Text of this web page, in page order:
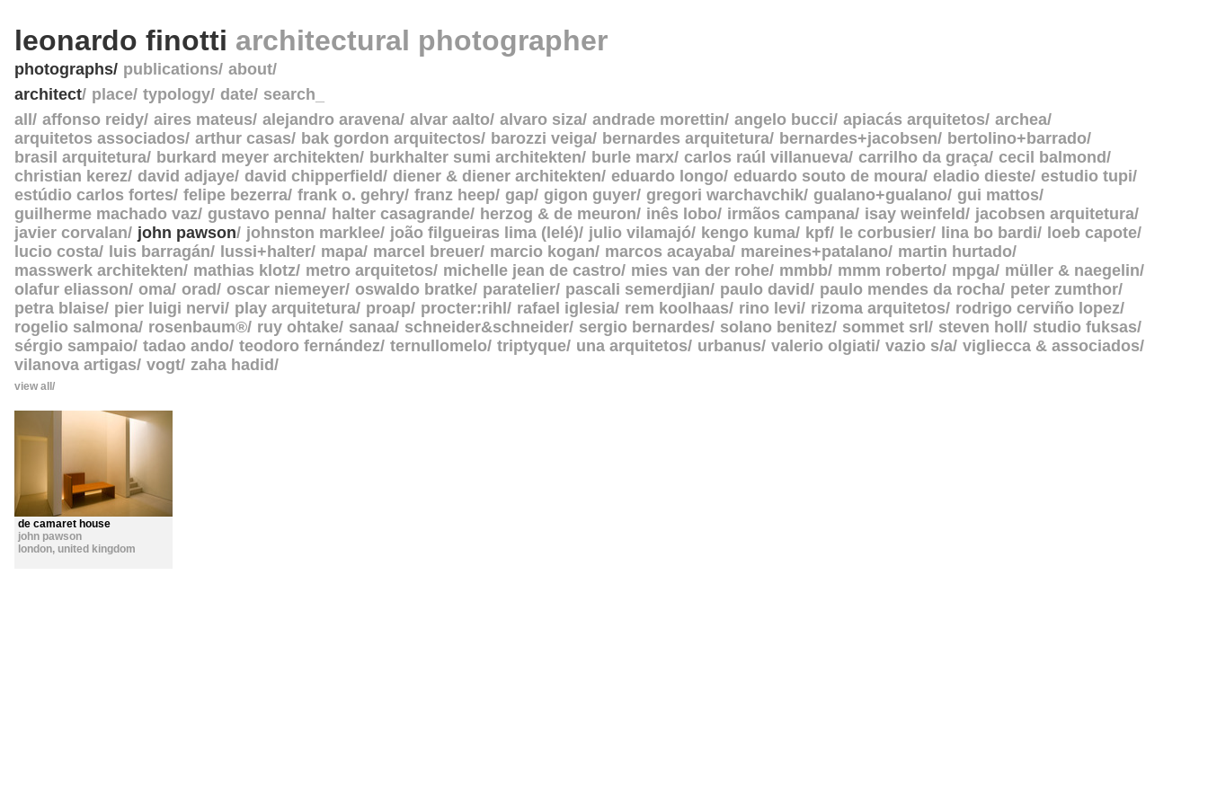
leonardo finotti architectural photographer
photographs publications about
architect place typology date search_
all
affonso reidy aires mateus alejandro aravena alvar aalto alvaro siza andrade morettin angelo bucci apiacás arquitetos archea
arquitetos associados arthur casas bak gordon arquitectos barozzi veiga bernardes arquitetura bernardes+jacobsen
bertolino+barrado
brasil arquitetura
burkard meyer architekten burkhalter sumi architekten burle marx carlos raúl villanueva carrilho da graça cecil balmond
christian kerez david adjaye david chipperfield diener & diener architekten eduardo longo eduardo souto de moura eladio dieste estudio tupi
estúdio carlos fortes felipe bezerra frank o. gehry franz heep gap gigon guyer gregori warchavchik gualano+gualano gui mattos
guilherme machado vaz gustavo penna halter casagrande herzog & de meuron inês lobo irmãos campana isay weinfeld
jacobsen arquitetura
javier corvalan
john pawson johnston marklee joão filgueiras lima (lelé) julio vilamajó kengo kuma kpf le corbusier lina bo bardi
loeb capote
lucio costa
luis barragán lussi+halter mapa marcel breuer marcio kogan marcos acayaba mareines+patalano martin hurtado
masswerk architekten
mathias klotz metro arquitetos michelle jean de castro mies van der rohe mmbb mmm roberto mpga müller & naegelin
olafur eliasson oma orad oscar niemeyer oswaldo bratke paratelier pascali semerdjian paulo david paulo mendes da rocha peter zumthor
petra blaise pier luigi nervi play arquitetura proap procter:rihl rafael iglesia rem koolhaas rino levi rizoma arquitetos
rodrigo cerviño lopez
rogelio salmona rosenbaum® ruy ohtake sanaa schneider&schneider sergio bernardes solano benitez sommet srl steven holl
studio fuksas
sérgio sampaio tadao ando teodoro fernández ternullomelo triptyque una arquitetos urbanus valerio olgiati vazio s/a vigliecca & associados
vilanova artigas vogt zaha hadid
view all
de camaret house
john pawson
london, united kingdom